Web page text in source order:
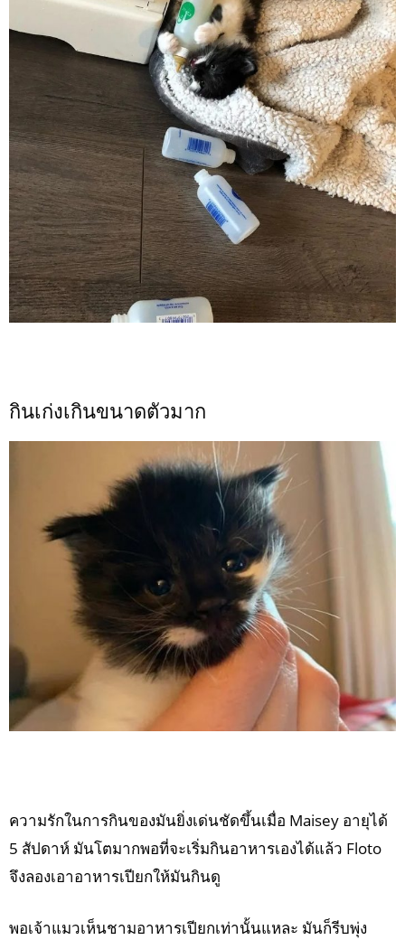
กินเก่งเกินขนาดตัวมาก
ความรักในการกินของมันยิ่งเด่นชัดขึ้นเมื่อ Maisey อายุได้
5 สัปดาห์ มันโตมากพอที่จะเริ่มกินอาหารเองได้แล้ว Floto
จึงลองเอาอาหารเปียกให้มันกินดู
พอเจ้าแมวเห็นชามอาหารเปียกเท่านั้นแหละ มันก็รีบพุ่ง